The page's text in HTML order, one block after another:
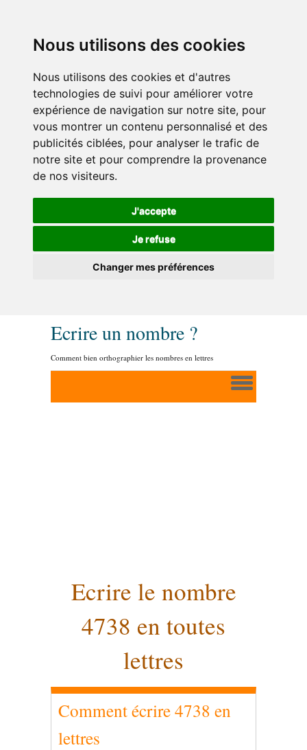
Nous utilisons des cookies
Nous utilisons des cookies et d'autres
technologies de suivi pour améliorer votre
expérience de navigation sur notre site, pour
vous montrer un contenu personnalisé et des
publicités ciblées, pour analyser le trafic de
notre site et pour comprendre la provenance
de nos visiteurs.
J'accepte
Je refuse
Changer mes préférences
Ecrire un nombre ?
Comment bien orthographier les nombres en lettres
Ecrire le nombre
4738 en toutes
lettres
Comment écrire 4738 en
lettres